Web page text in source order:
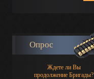
Опрос
Ждете ли Вы
продолжение Бригады?